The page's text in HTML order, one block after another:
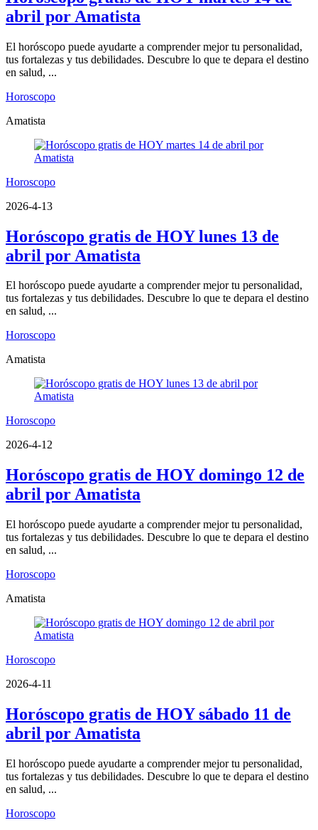
abril por Amatista
El horóscopo puede ayudarte a comprender mejor tu personalidad,
tus fortalezas y tus debilidades. Descubre lo que te depara el destino
en salud, ...
Horoscopo
Amatista
Horoscopo
2026-4-13
Horóscopo gratis de HOY lunes 13 de
abril por Amatista
El horóscopo puede ayudarte a comprender mejor tu personalidad,
tus fortalezas y tus debilidades. Descubre lo que te depara el destino
en salud, ...
Horoscopo
Amatista
Horoscopo
2026-4-12
Horóscopo gratis de HOY domingo 12 de
abril por Amatista
El horóscopo puede ayudarte a comprender mejor tu personalidad,
tus fortalezas y tus debilidades. Descubre lo que te depara el destino
en salud, ...
Horoscopo
Amatista
Horoscopo
2026-4-11
Horóscopo gratis de HOY sábado 11 de
abril por Amatista
El horóscopo puede ayudarte a comprender mejor tu personalidad,
tus fortalezas y tus debilidades. Descubre lo que te depara el destino
en salud, ...
Horoscopo